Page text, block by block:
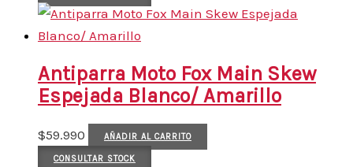
Antiparra Moto Fox Main Skew
Espejada Blanco/ Amarillo
$59.990 AÑADIR AL CARRITO
CONSULTAR STOCK